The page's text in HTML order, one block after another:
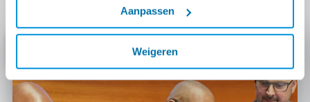
Aanpassen
Weigeren